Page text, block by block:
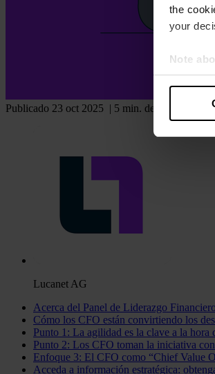
the
your
Note
By
judges
that
Publicado 23 oct 2025 | 5 min. de lectura
Lucanet AG
Acerca del Panel de Liderazgo
Cómo los CFO están convirtiendo los
Punto 1: La agilidad es la clave a la hora
Punto 2: Los CFO toman la iniciativa
Enfoque 3: El CFO como “Chief Value
Acceda a información estratégica: